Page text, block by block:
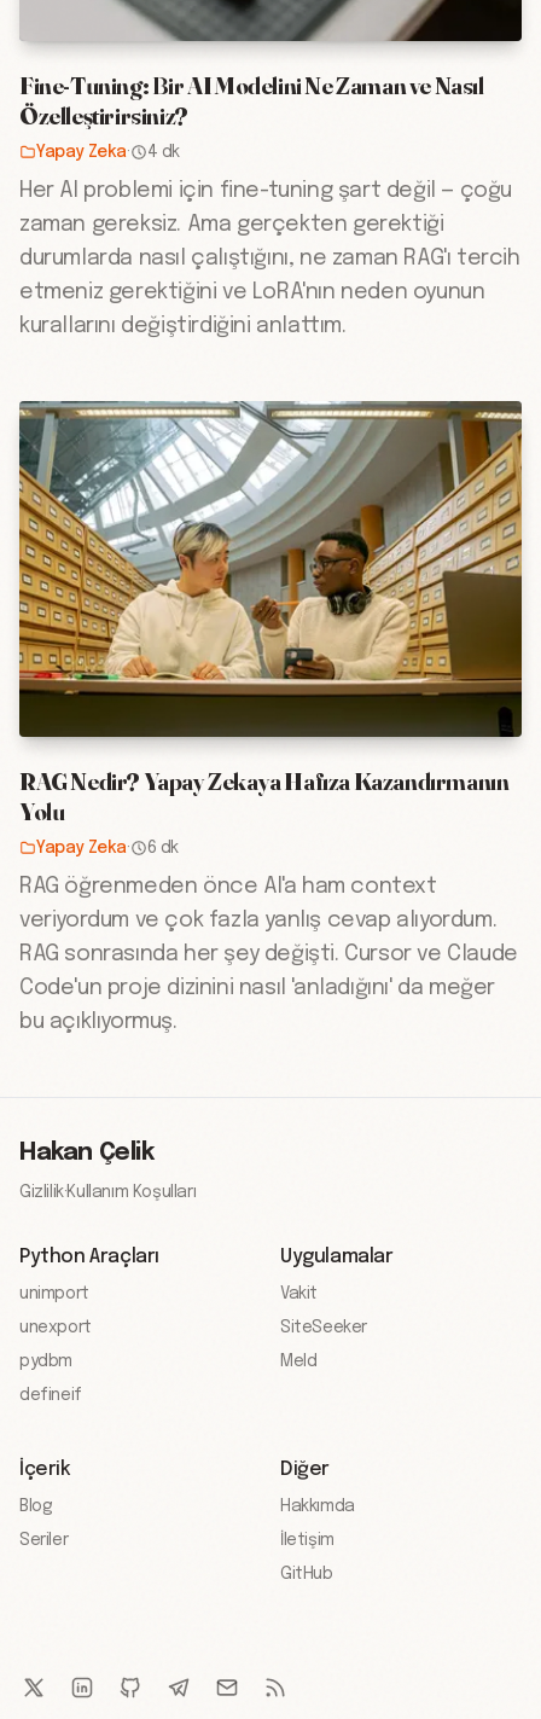
Fine-Tuning: Bir AI Modelini Ne Zaman ve Nasıl
Özelleştirirsiniz?
Yapay Zeka· 4 dk
Her AI problemi için fine-tuning şart değil — çoğu
zaman gereksiz. Ama gerçekten gerektiği
durumlarda nasıl çalıştığını, ne zaman RAG'ı tercih
etmeniz gerektiğini ve LoRA'nın neden oyunun
kurallarını değiştirdiğini anlattım.
RAG Nedir? Yapay Zekaya Hafıza Kazandırmanın
Yolu
Yapay Zeka· 6 dk
RAG öğrenmeden önce AI'a ham context
veriyordum ve çok fazla yanlış cevap alıyordum.
RAG sonrasında her şey değişti. Cursor ve Claude
Code'un proje dizinini nasıl 'anladığını' da meğer
bu açıklıyormuş.
Hakan Çelik
Gizlilik·Kullanım Koşulları
Python Araçları
unimport
unexport
pydbm
defineif
Uygulamalar
Vakit
SiteSeeker
Meld
İçerik
Blog
Seriler
Diğer
Hakkımda
İletişim
GitHub